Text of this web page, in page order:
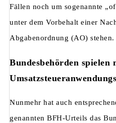
Fällen noch um sogenannte
unter dem Vorbehalt einer
Abgabenordnung (AO) stehen.
Bundesbehörden spielen
Nunmehr hat auch
genannten BFH-Urteils das